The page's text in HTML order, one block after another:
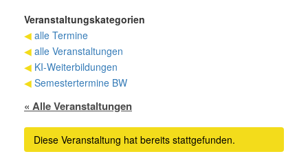
Veranstaltungskategorien
◀ alle Termine
◀ alle Veranstaltungen
◀ KI-Weiterbildungen
◀ Semestertermine BW
« Alle Veranstaltungen
Diese Veranstaltung hat bereits stattgefunden.